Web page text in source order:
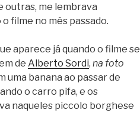
outras, me lembrava
filme no mês passado.
aparece já quando o filme se
de Alberto Sordi, na foto
uma banana ao passar de
o carro pifa, e os
naqueles piccolo borghese